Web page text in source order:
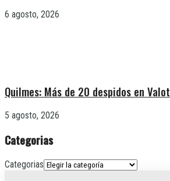
6 agosto, 2026
Quilmes: Más de 20 despidos en Valot
5 agosto, 2026
Categorias
Categorias